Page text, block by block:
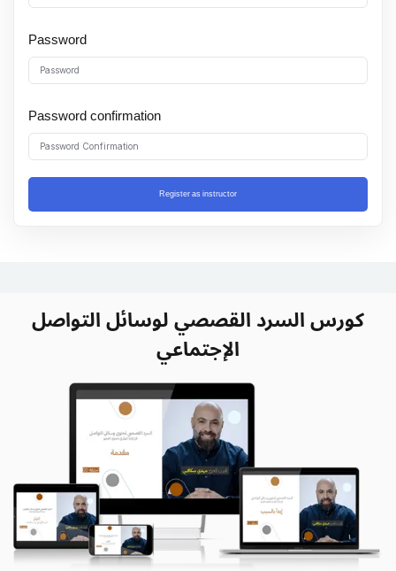
Password
Password confirmation
Register as instructor
كورس السرد القصصي لوسائل التواصل
الإجتماعي
Already have an account?Sign in